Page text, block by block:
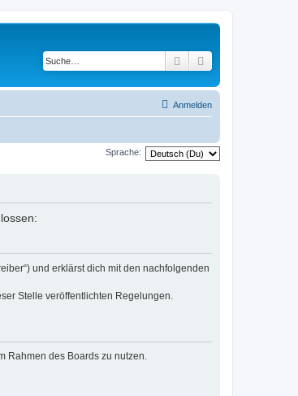
Suche
Anmelden
Sprache:
und erklärst dich mit den nachfolgenden
Stelle veröffentlichten Regelungen.
Rahmen des Boards zu nutzen.